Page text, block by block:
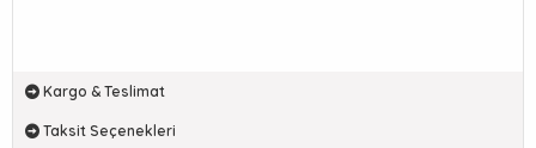
Kargo & Teslimat
Taksit Seçenekleri